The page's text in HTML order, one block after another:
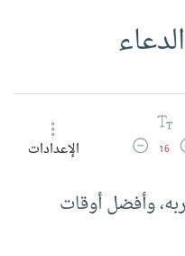
حجم الخط
16 تقليل حجم الخطالإعدادات
وأفضل أوقات